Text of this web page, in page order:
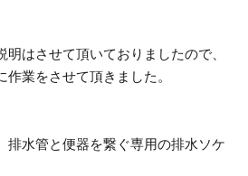
はさせて頂いておりましたので、
業をさせて頂きました。
排水管と便器を繋ぐ専用の排水ソケ